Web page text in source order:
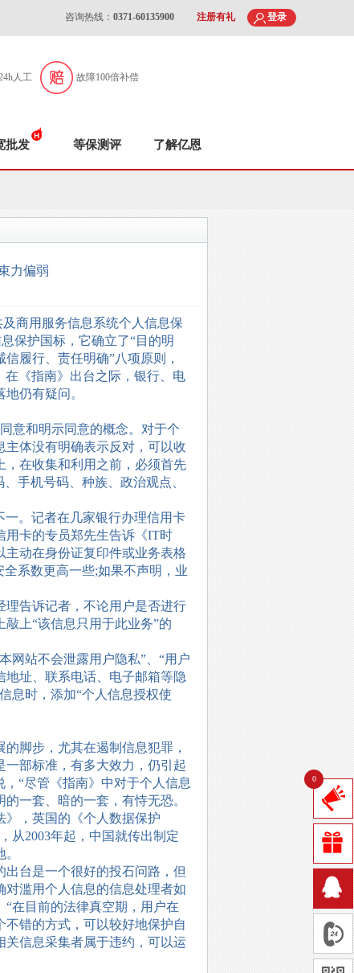
咨询热线： 0371-60135900 注册有礼 登录
人工 故障100倍补偿
批发 等保测评 了解亿恩
力偏弱
商用服务信息系统个人信息保
保护国标，它确立了“目的明
履行、责任明确”八项原则，
在《指南》出台之际，银行、电
仍有疑问。
意和明示同意的概念。对于个
主体没有明确表示反对，可以收
，在收集和利用之前，必须首先
手机号码、种族、政治观点、
。记者在几家银行办理信用卡
用卡的专员郑先生告诉《IT时
动在身份证复印件或业务表格
全系数更高一些;如果不声明，业
告诉记者，不论用户是否进行
上“该信息只用于此业务”的
站不会泄露用户隐私”、“用户
址、联系电话、电子邮箱等隐
息时，添加“个人信息授权使
脚步，尤其在遏制信息犯罪，
部标准，有多大效力，仍引起
，“尽管《指南》中对于个人信息
一套、暗的一套，有恃无恐。
》，英国的《个人数据保护
从2003年起，中国就传出制定
台是一个很好的投石问路，但
滥用个人信息的信息处理者如
在目前的法律真空期，用户在
错的方式，可以较好地保护自
信息采集者属于违约，可以运
0